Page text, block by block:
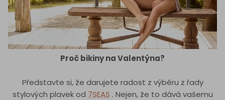
Proč bikiny na Valentýna?
Představte si, že darujete radost z výběru z řady
stylových plavek od 7SEAS . Nejen, že to dává vašemu